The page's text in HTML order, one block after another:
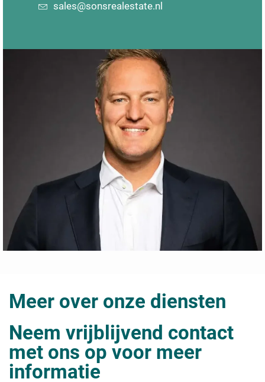
sales@sonsrealestate.nl
Meer over onze diensten
Neem vrijblijvend contact
met ons op voor meer
informatie